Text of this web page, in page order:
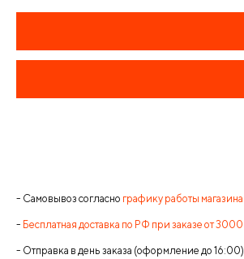
- Самовывоз согласно графику работы магазина
- Бесплатная доставка по РФ при заказе от 3000
- Отправка в день заказа (оформление до 16:00)